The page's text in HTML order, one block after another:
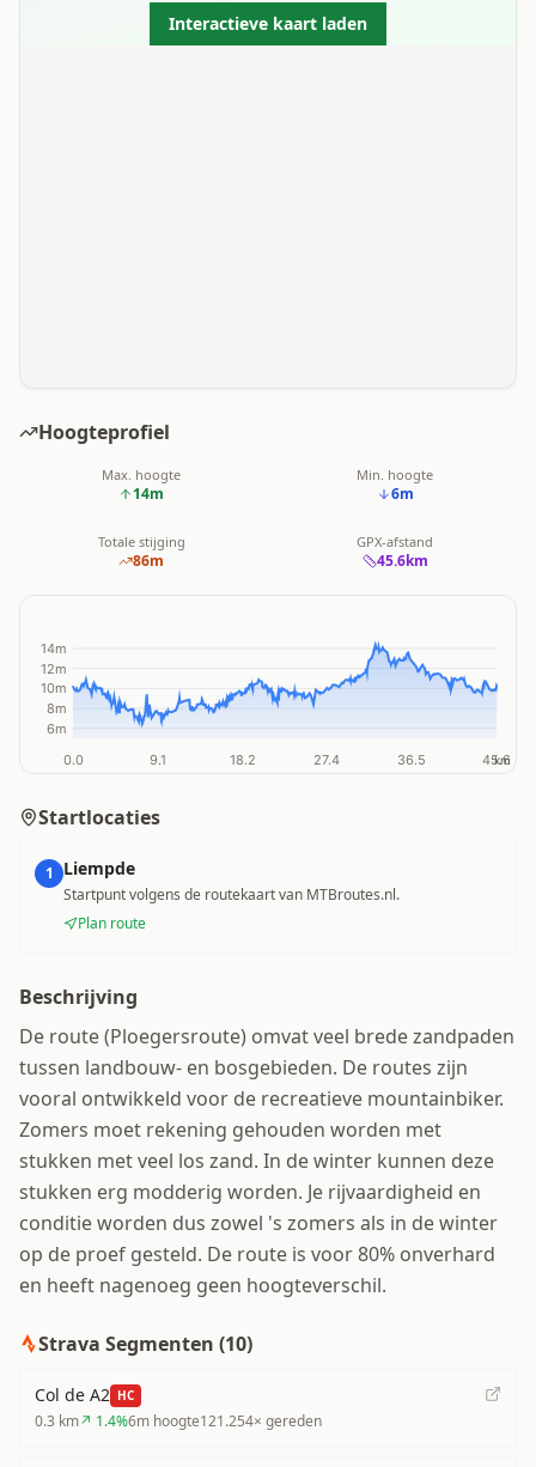
Interactieve kaart laden
Hoogteprofiel
Max. hoogte
14m
Min. hoogte
6m
Totale stijging
86m
GPX-afstand
45.6km
Startlocaties
1 Liempde
Startpunt volgens de routekaart van MTBroutes.nl.
Plan route
Beschrijving
De route (Ploegersroute) omvat veel brede zandpaden
tussen landbouw- en bosgebieden. De routes zijn
vooral ontwikkeld voor de recreatieve mountainbiker.
Zomers moet rekening gehouden worden met
stukken met veel los zand. In de winter kunnen deze
stukken erg modderig worden. Je rijvaardigheid en
conditie worden dus zowel 's zomers als in de winter
op de proef gesteld. De route is voor 80% onverhard
en heeft nagenoeg geen hoogteverschil.
Strava Segmenten (10)
Col de A2 HC
0.3 km↗ 1.4%6m hoogte121.254× gereden